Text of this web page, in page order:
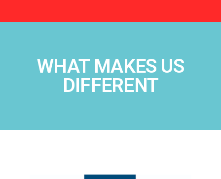
WHAT MAKES US
DIFFERENT